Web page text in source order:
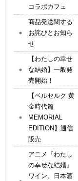
コラボカフェ
商品発送関する
お詫びとお知ら
せ
【わたしの幸せ
な結婚】一般発
売開始！
【ベルセルク 黄
金時代篇
MEMORIAL
EDITION】通信
販売
アニメ『わたし
の幸せな結婚』
ワイン、日本酒